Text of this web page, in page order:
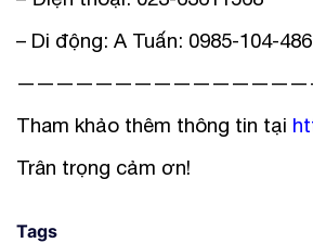
– Di động: A Tuấn: 0985-104-486
Tham khảo thêm thông tin tại
Trân trọng cảm ơn!
Tags